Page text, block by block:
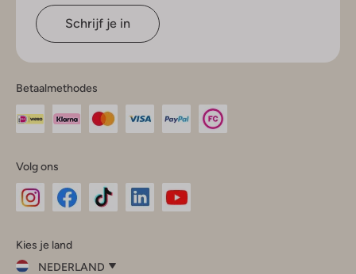
Schrijf je in
Betaalmethodes
Volg ons
InstagramFacebook
Kies je land
NEDERLAND